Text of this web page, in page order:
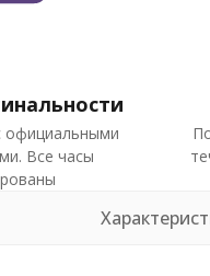
официальными
Все часы